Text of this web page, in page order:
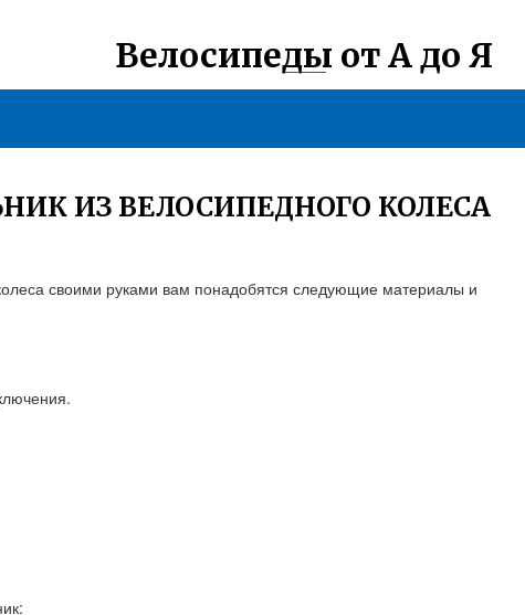
Велосипеды от А до Я
ИЗ ВЕЛОСИПЕДНОГО КОЛЕСА
своими руками вам понадобятся следующие материалы и